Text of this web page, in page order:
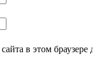
в этом браузере для